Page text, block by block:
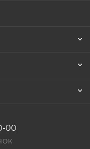
считаться
00